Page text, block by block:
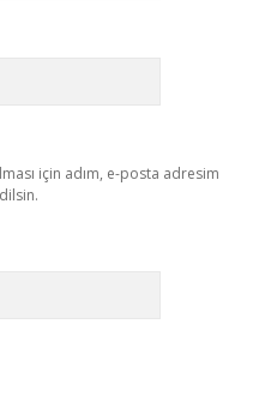
için adım, e-posta adresim